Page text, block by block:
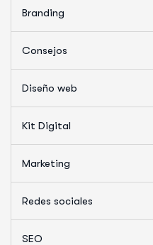
Branding
Consejos
Diseño web
Kit Digital
Marketing
Redes sociales
SEO